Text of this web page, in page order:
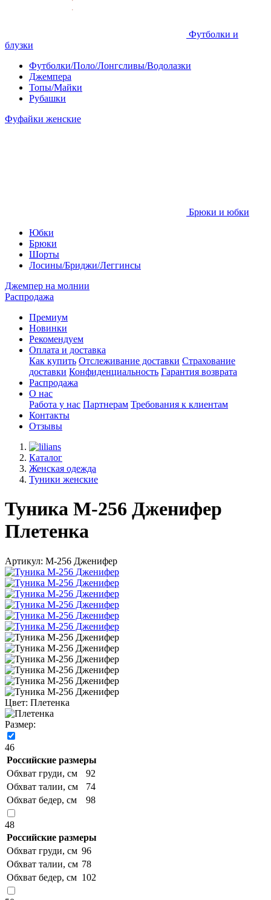
Футболки и
блузки
Футболки/Поло/Лонгсливы/Водолазки
Джемпера
Топы/Майки
Рубашки
Фуфайки женские
Брюки и юбки
Юбки
Брюки
Шорты
Лосины/Бриджи/Леггинсы
Джемпер на молнии
Распродажа
Премиум
Новинки
Рекомендуем
Оплата и доставка
Как купить Отслеживание доставки Страхование
доставки Конфиденциальность Гарантия возврата
Распродажа
О нас
Работа у нас Партнерам Требования к клиентам
Контакты
Отзывы
Каталог
Женская одежда
Туники женские
Туника М-256 Дженифер
Плетенка
Артикул: М-256 Дженифер
Цвет: Плетенка
Размер:
46
Российские размеры
Обхват груди, см
92
Обхват талии, см
74
Обхват бедер, см
98
48
Российские размеры
Обхват груди, см 96
Обхват талии, см 78
Обхват бедер, см 102